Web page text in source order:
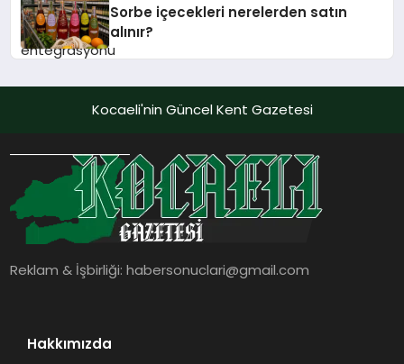
Sorbe içecekleri nerelerden satın
alınır?
Kocaeli'nin Güncel Kent Gazetesi
Reklam & İşbirliği:habersonuclari@gmail.com
Hakkımızda